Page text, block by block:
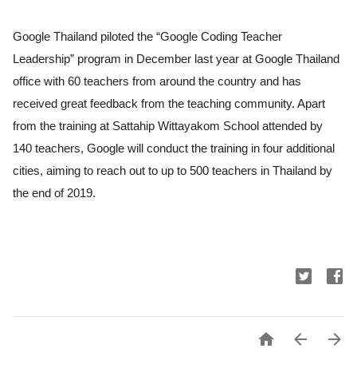
Google Thailand piloted the “Google Coding Teacher
Leadership” program in December last year at Google Thailand
office with 60 teachers from around the country and has
received great feedback from the teaching community. Apart
from the training at Sattahip Wittayakom School attended by
140 teachers, Google will conduct the training in four additional
cities, aiming to reach out to up to 500 teachers in Thailand by
the end of 2019.
  